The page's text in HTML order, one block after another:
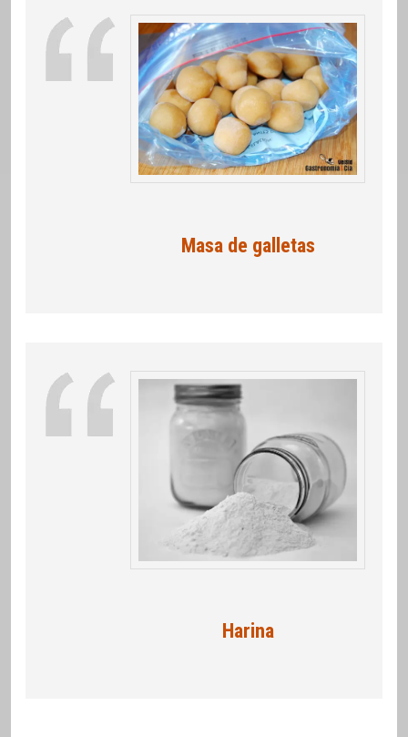
Masa de galletas
Harina